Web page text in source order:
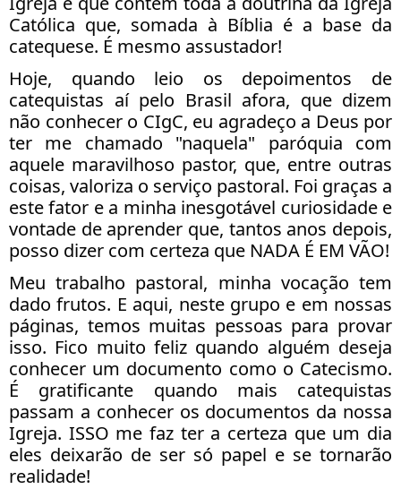
Católica que, somada à Bíblia é a base da
catequese. É mesmo assustador!
Hoje, quando leio os depoimentos de
catequistas aí pelo Brasil afora, que dizem
não conhecer o CIgC, eu agradeço a Deus por
ter me chamado "naquela" paróquia com
aquele maravilhoso pastor, que, entre outras
coisas, valoriza o serviço pastoral. Foi graças a
este fator e a minha inesgotável curiosidade e
vontade de aprender que, tantos anos depois,
posso dizer com certeza que NADA É EM VÃO!
Meu trabalho pastoral, minha vocação tem
dado frutos. E aqui, neste grupo e em nossas
páginas, temos muitas pessoas para provar
isso. Fico muito feliz quando alguém deseja
conhecer um documento como o Catecismo.
É gratificante quando mais catequistas
passam a conhecer os documentos da nossa
Igreja. ISSO me faz ter a certeza que um dia
eles deixarão de ser só papel e se tornarão
realidade!